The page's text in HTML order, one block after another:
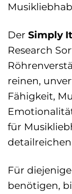
Der Simply
Research
reinen,
Fähigkeit,
für
Für
benötigen,